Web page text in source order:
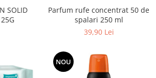
igiena intima
& pedichiura
& pedichiura
SOLID
Parfum rufe concentrat 50 de
spalari 250 ml
39,90 Lei
NOU